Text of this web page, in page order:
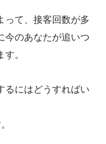
って、接客回数が多
今のあなたが追いつ
。
にはどうすればい